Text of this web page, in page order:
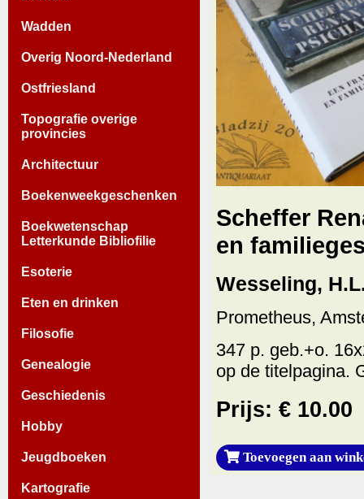
Wadden
Overig Noord-Nederland
Ostfriesland
Topografie overige
provincies
Architectuur
Boekenweekgeschenken
Boekwetenschap
Letterkunde Bibliofilie
Esoterie
Eten en drinken
Filosofie
Genealogie
Geschiedenis
Hobby
Jeugdboeken
Kartografie
Scheffer
en
Wesseling,
Prometheus,
347 p. geb.+o.
op de titelpagina.
Prijs: € 10.00
Toevoegen aan